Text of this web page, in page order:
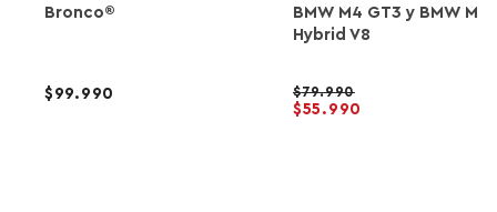
Bronco®
99.990
BMW M4 GT3 y BMW M
Hybrid V8
79.990
55.990